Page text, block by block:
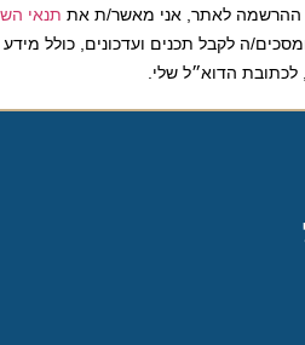
לאתר, אני מאשר/ת אתתנאי השימוש
ה לקבל תכנים ועדכונים, כולל מידע על
הדוא״ל שלי.